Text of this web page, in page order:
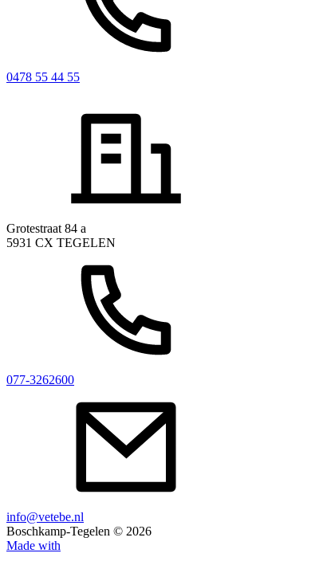
0478 55 44 55
Grotestraat 84 a
5931 CX TEGELEN
077-3262600
info@vetebe.nl
Boschkamp-Tegelen © 2026
Made with